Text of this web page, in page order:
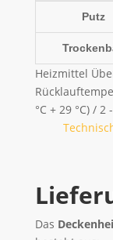
Putz
Heizmittel
°C + 29 °C) / 2
Das